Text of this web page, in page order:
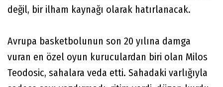
değil, bir ilham kaynağı olarak hatırlanacak.
Avrupa basketbolunun son 20 yılına damga
vuran en özel oyun kuruculardan biri olan Milos
Teodosic, sahalara veda etti. Sahadaki varlığıyla